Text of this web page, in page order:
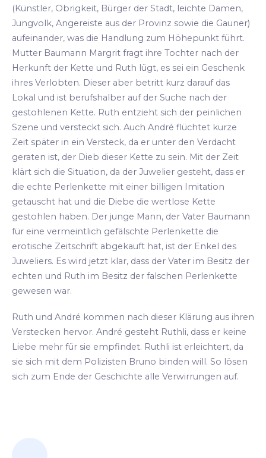
(Künstler, Obrigkeit, Bürger der Stadt, leichte Damen,
Jungvolk, Angereiste aus der Provinz sowie die Gauner)
aufeinander, was die Handlung zum Höhepunkt führt.
Mutter Baumann Margrit fragt ihre Tochter nach der
Herkunft der Kette und Ruth lügt, es sei ein Geschenk
ihres Verlobten. Dieser aber betritt kurz darauf das
Lokal und ist berufshalber auf der Suche nach der
gestohlenen Kette. Ruth entzieht sich der peinlichen
Szene und versteckt sich. Auch André flüchtet kurze
Zeit später in ein Versteck, da er unter den Verdacht
geraten ist, der Dieb dieser Kette zu sein. Mit der Zeit
klärt sich die Situation, da der Juwelier gesteht, dass er
die echte Perlenkette mit einer billigen Imitation
getauscht hat und die Diebe die wertlose Kette
gestohlen haben. Der junge Mann, der Vater Baumann
für eine vermeintlich gefälschte Perlenkette die
erotische Zeitschrift abgekauft hat, ist der Enkel des
Juweliers. Es wird jetzt klar, dass der Vater im Besitz der
echten und Ruth im Besitz der falschen Perlenkette
gewesen war.
Ruth und André kommen nach dieser Klärung aus ihren
Verstecken hervor. André gesteht Ruthli, dass er keine
Liebe mehr für sie empfindet. Ruthli ist erleichtert, da
sie sich mit dem Polizisten Bruno binden will. So lösen
sich zum Ende der Geschichte alle Verwirrungen auf.